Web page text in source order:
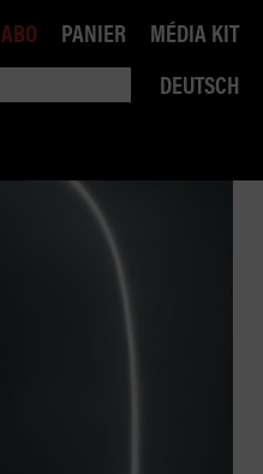
DEUTSCH
ABO PANIER MÉDIA KIT